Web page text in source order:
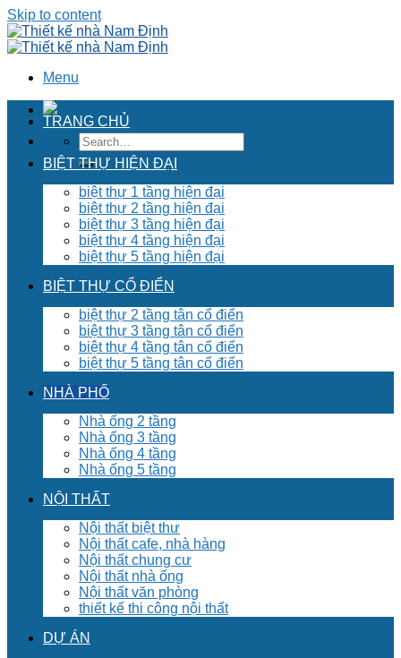
Skip to content
Menu
TRANG CHỦ
BIỆT THỰ HIỆN ĐẠI
biệt thự 1 tầng hiện đại
biệt thự 2 tầng hiện đại
biệt thự 3 tầng hiện đại
biệt thự 4 tầng hiện đại
biệt thự 5 tầng hiện đại
BIỆT THỰ CỔ ĐIỂN
biệt thự 2 tầng tân cổ điển
biệt thự 3 tầng tân cổ điển
biệt thự 4 tầng tân cổ điển
biệt thự 5 tầng tân cổ điển
NHÀ PHỐ
Nhà ống 2 tầng
Nhà ống 3 tầng
Nhà ống 4 tầng
Nhà ống 5 tầng
NỘI THẤT
Nội thất biệt thư
Nội thất cafe, nhà hàng
Nội thất chung cư
Nội thất nhà ống
Nội thất văn phòng
thiết kế thi công nội thất
DỰ ÁN